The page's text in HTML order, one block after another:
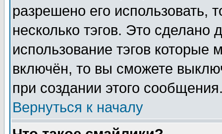
разрешено его использовать,
несколько тэгов. Это сделано
использование тэгов
включён, то вы сможете
при создании этого
Вернуться к началу